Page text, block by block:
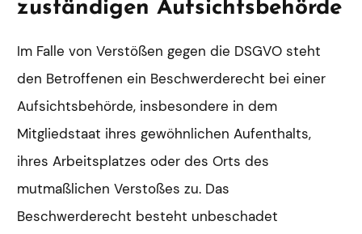
zuständigen Aufsichts­behörde
Im Falle von Verstößen gegen die DSGVO steht
den Betroffenen ein Beschwerderecht bei einer
Aufsichtsbehörde, insbesondere in dem
Mitgliedstaat ihres gewöhnlichen Aufenthalts,
ihres Arbeitsplatzes oder des Orts des
mutmaßlichen Verstoßes zu. Das
Beschwerderecht besteht unbeschadet